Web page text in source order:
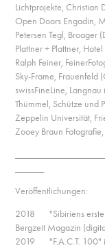
Lichtprojekte, Christian
Open Doors Engadin,
Petersen Tegl, Broager
Plattner + Plattner,
Ralph Feiner,
Sky-Frame, Frauenfeld
swissFineLine, Langnau
Thümmel, Schütze und
Zeppelin Universität,
Zooey Braun
Veröffentlichungen:
2018 "Sibiriens erster
Bergzeit Magazin
2019 "F.A.C.T. 100"